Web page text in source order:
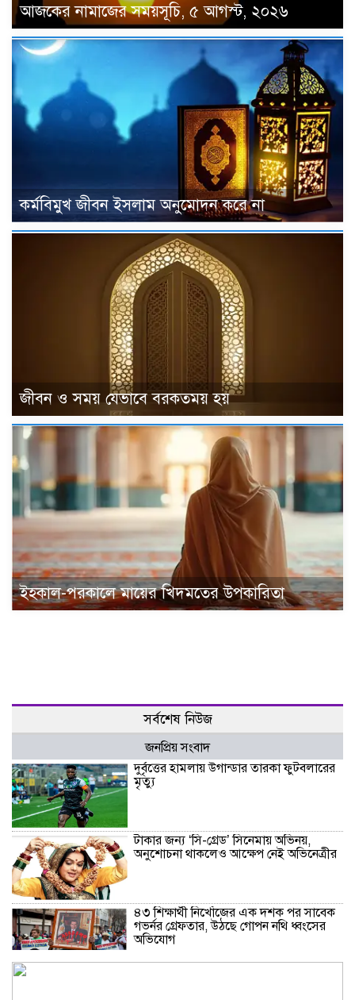
আজকের নামাজের সময়সূচি, ৫ আগস্ট, ২০২৬
কর্মবিমুখ জীবন ইসলাম অনুমোদন করে না
জীবন ও সময় যেভাবে বরকতময় হয়
ইহকাল-পরকালে মায়ের খিদমতের উপকারিতা
সর্বশেষ নিউজ
জনপ্রিয় সংবাদ
দুর্বৃত্তের হামলায় উগান্ডার তারকা ফুটবলারের
মৃত্যু
টাকার জন্য ‌‘সি-গ্রেড’ সিনেমায় অভিনয়,
অনুশোচনা থাকলেও আক্ষেপ নেই অভিনেত্রীর
৪৩ শিক্ষার্থী নিখোঁজের এক দশক পর সাবেক
গভর্নর গ্রেফতার, উঠছে গোপন নথি ধ্বংসের
অভিযোগ